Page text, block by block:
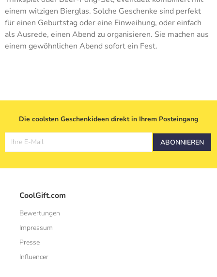
einem witzigen Bierglas. Solche Geschenke sind perfekt
für einen Geburtstag oder eine Einweihung, oder einfach
als Ausrede, einen Abend zu organisieren. Sie machen aus
einem gewöhnlichen Abend sofort ein Fest.
Die coolsten Geschenkideen direkt in Ihrem Posteingang
Ihre E-Mail ABONNIEREN
CoolGift.com
Bewertungen
Impressum
Presse
Influencer